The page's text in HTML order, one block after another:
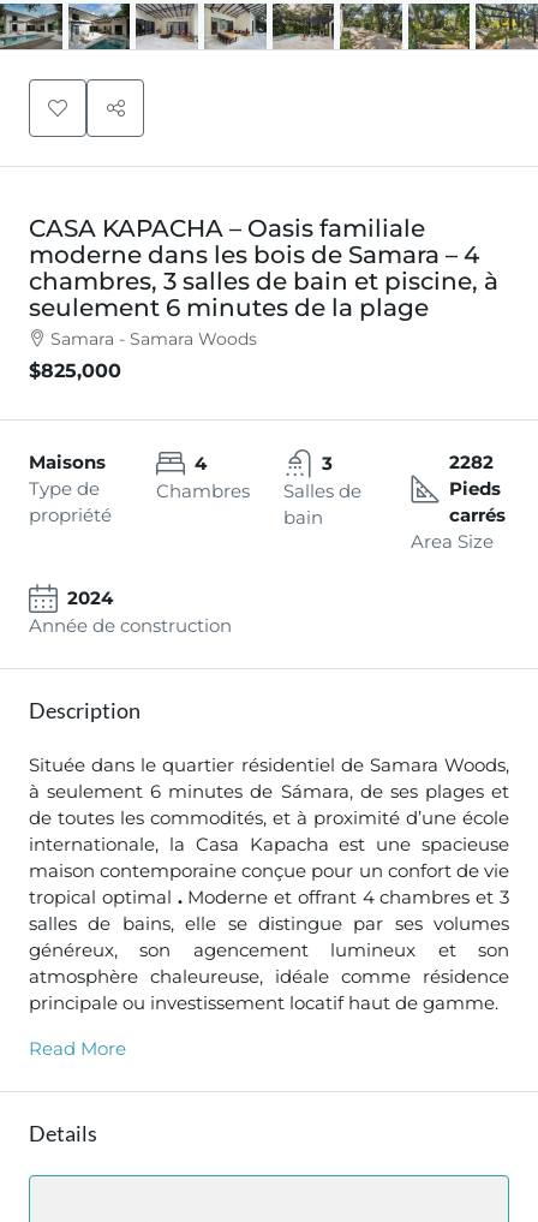
CASA KAPACHA – Oasis familiale
moderne dans les bois de Samara – 4
chambres, 3 salles de bain et piscine, à
seulement 6 minutes de la plage
Samara - Samara Woods
$825,000
Maisons
Type de
propriété
4
Chambres
3
Salles de
bain
2282
Pieds
carrés
Area Size
2024
Année de construction
Description
Située dans le quartier résidentiel de Samara Woods,
à seulement 6 minutes de Sámara, de ses plages et
de toutes les commodités, et à proximité d’une école
internationale, la Casa Kapacha est une spacieuse
maison contemporaine conçue pour un confort de vie
tropical optimal .Moderne et offrant 4 chambres et 3
salles de bains, elle se distingue par ses volumes
généreux, son agencement lumineux et son
atmosphère chaleureuse, idéale comme résidence
principale ou investissement locatif haut de gamme.
Read More
Details